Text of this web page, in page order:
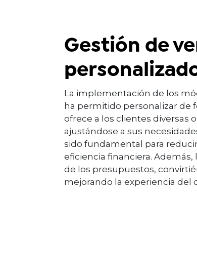
Gestión de
La implementación de los
ha permitido personalizar de
ofrece a los clientes diversas
ajustándose a sus
sido fundamental para
eficiencia financiera.
de los presupuestos,
mejorando la experiencia del